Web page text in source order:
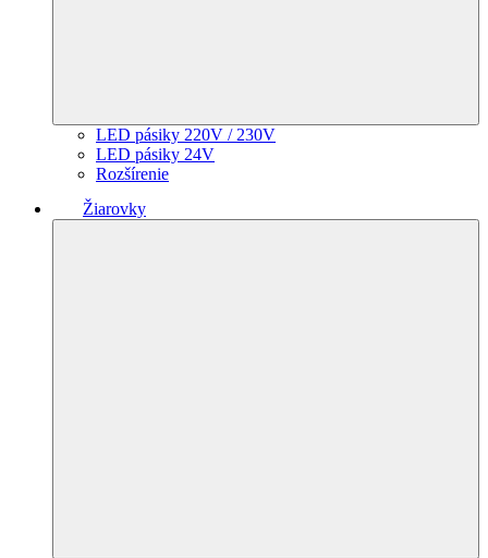
LED pásiky 220V / 230V
LED pásiky 24V
Rozšírenie
Žiarovky